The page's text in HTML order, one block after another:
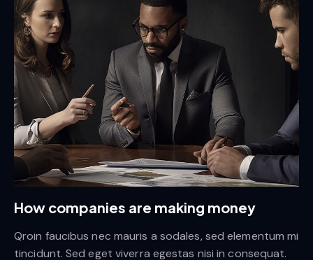
How companies are making money
Qroin faucibus nec mauris a sodales, sed elementum mi
tincidunt. Sed eget viverra egestas nisi in consequat.